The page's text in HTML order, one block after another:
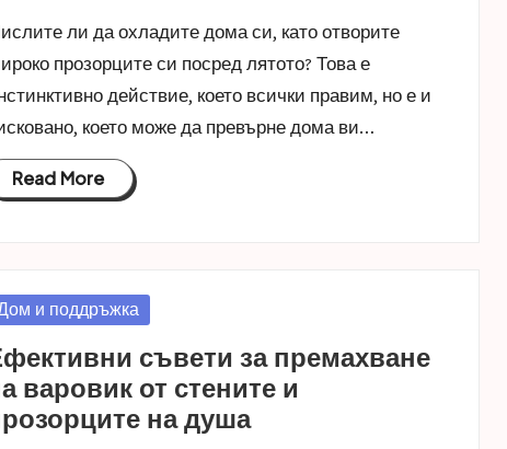
ли да охладите дома си, като отворите
прозорците си посред лятото? Това е
действие, което всички правим, но е и
което може да превърне дома ви…
Read More
и поддръжка
съвети за премахване
варовик от стените и
на душа